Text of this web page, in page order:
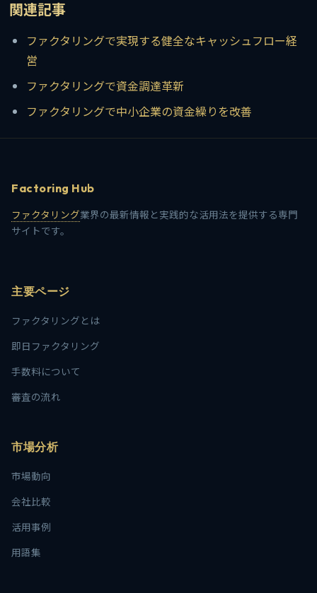
関連記事
ファクタリングで実現する健全なキャッシュフロー経
営
ファクタリングで資金調達革新
ファクタリングで中小企業の資金繰りを改善
Factoring Hub
ファクタリング業界の最新情報と実践的な活用法を提供する専門
サイトです。
主要ページ
ファクタリングとは
即日ファクタリング
手数料について
審査の流れ
市場分析
市場動向
会社比較
活用事例
用語集